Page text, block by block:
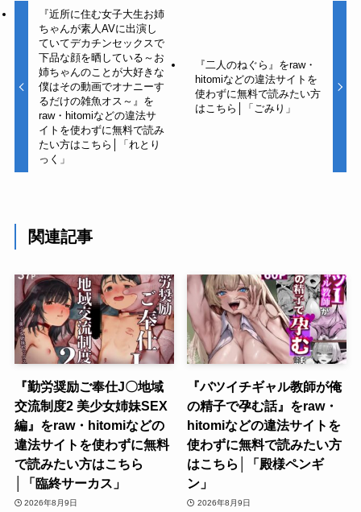
『近所に住む女子大生お姉
ちゃんが素人AVに出演し
ていてデカチンセックスで
下品な顔を晒している～お
姉ちゃんのことが大好きな
僕はその動画でオナニーす
るだけの雑魚オス～』を
raw・hitomiなどの違法サ
イトを使わずに無料で読み
たい方はこちら│「れとり
っく」
『二人のねぐら』をraw・
hitomiなどの違法サイトを
使わずに無料で読みたい方
はこちら│「ごみり」
関連記事
『勤労奨励ご奉仕J〇地域
交流制度2 美少女姉妹SEX
編』をraw・hitomiなどの
違法サイトを使わずに無料
で読みたい方はこちら
│「臨終サーカス」
2026年8月9日
『バツイチギャル教師が俺
の精子で孕む話』をraw・
hitomiなどの違法サイトを
使わずに無料で読みたい方
はこちら│「殿様ペンギ
ン」
2026年8月9日